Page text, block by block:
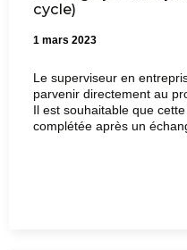
cycle)
1 mars 2023
Le superviseur en
parvenir directement au
Il est souhaitable que
complétée après un